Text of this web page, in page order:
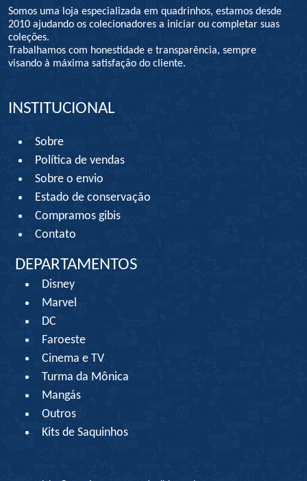
Somos uma loja especializada em quadrinhos, estamos desde
2010 ajudando os colecionadores a iniciar ou completar suas
coleções.
Trabalhamos com honestidade e transparência, sempre
visando à máxima satisfação do cliente.
INSTITUCIONAL
Sobre
Política de vendas
Sobre o envio
Estado de conservação
Compramos gibis
Contato
DEPARTAMENTOS
Disney
Marvel
DC
Faroeste
Cinema e TV
Turma da Mônica
Mangás
Outros
Kits de Saquinhos